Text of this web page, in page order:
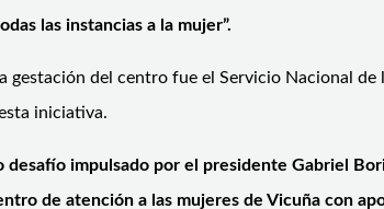
las instancias a la mujer”.
gestación del centro fue el Servicio Nacional
iniciativa.
desafío impulsado por el presidente Gabriel
de atención a las mujeres de Vicuña con